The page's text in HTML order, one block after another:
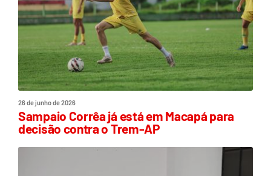
26 de junho de 2026
Sampaio Corrêa já está em Macapá para
decisão contra o Trem-AP